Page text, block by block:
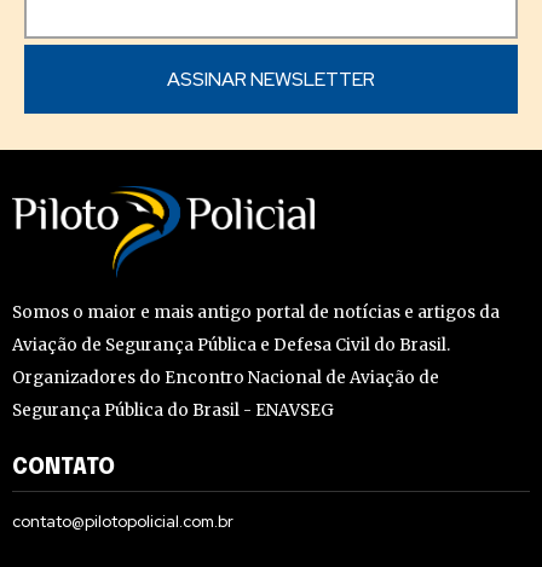
Somos o maior e mais antigo portal de notícias e artigos da
Aviação de Segurança Pública e Defesa Civil do Brasil.
Organizadores do Encontro Nacional de Aviação de
Segurança Pública do Brasil - ENAVSEG
CONTATO
contato@pilotopolicial.com.br